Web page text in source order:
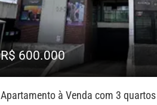
R$ 600.000
Apartamento à Venda com 3 quartos